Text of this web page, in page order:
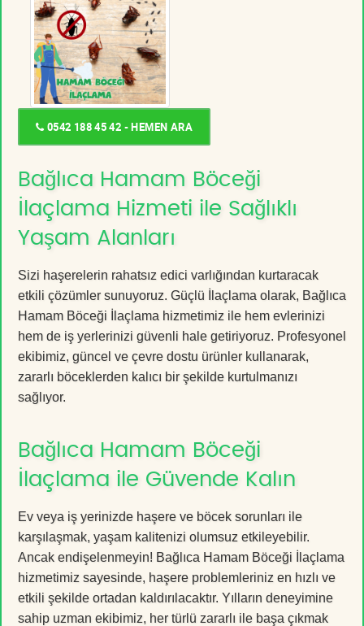
0542 188 45 42 - HEMEN ARA
Bağlıca Hamam Böceği
İlaçlama Hizmeti ile Sağlıklı
Yaşam Alanları
Sizi haşerelerin rahatsız edici varlığından kurtaracak
etkili çözümler sunuyoruz. Güçlü İlaçlama olarak, Bağlıca
Hamam Böceği İlaçlama hizmetimiz ile hem evlerinizi
hem de iş yerlerinizi güvenli hale getiriyoruz. Profesyonel
ekibimiz, güncel ve çevre dostu ürünler kullanarak,
zararlı böceklerden kalıcı bir şekilde kurtulmanızı
sağlıyor.
Bağlıca Hamam Böceği
İlaçlama ile Güvende Kalın
Ev veya iş yerinizde haşere ve böcek sorunları ile
karşılaşmak, yaşam kalitenizi olumsuz etkileyebilir.
Ancak endişelenmeyin! Bağlıca Hamam Böceği İlaçlama
hizmetimiz sayesinde, haşere problemleriniz en hızlı ve
etkili şekilde ortadan kaldırılacaktır. Yılların deneyimine
sahip uzman ekibimiz, her türlü zararlı ile başa çıkmak